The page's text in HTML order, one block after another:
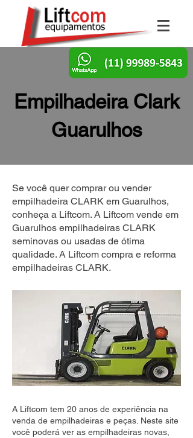
Empilhadeira Clark
Guarulhos
Se você quer comprar ou vender
empilhadeira CLARK em Guarulhos,
conheça a Liftcom. A Liftcom vende em
Guarulhos empilhadeiras CLARK
seminovas ou usadas de ótima
qualidade. A Liftcom compra e reforma
empilhadeiras CLARK.
A Liftcom tem 20 anos de experiência na
venda de empilhadeiras e peças. Neste site
você poderá ver as empilhadeiras novas,